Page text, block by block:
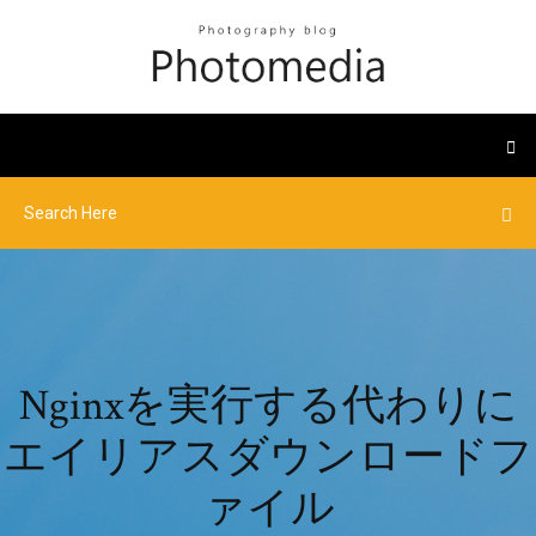
Nginxを実行する代わりに
エイリアスダウンロードフ
ァイル